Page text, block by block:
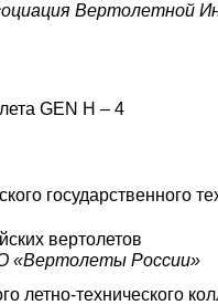
Вертолетной
GEN H – 4
государственного
вертолетов
«Вертолеты России»
летно-технического